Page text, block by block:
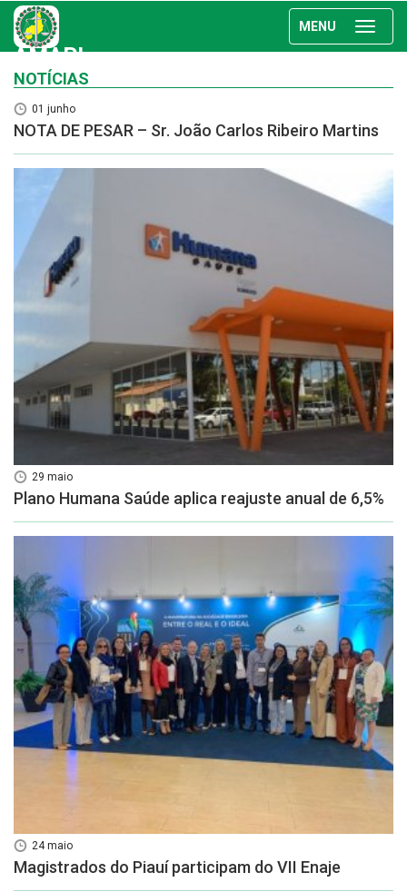
MENU
AMAPI
NOTÍCIAS
01 junho
NOTA DE PESAR – Sr. João Carlos Ribeiro Martins
29 maio
Plano Humana Saúde aplica reajuste anual de 6,5%
24 maio
Magistrados do Piauí participam do VII Enaje